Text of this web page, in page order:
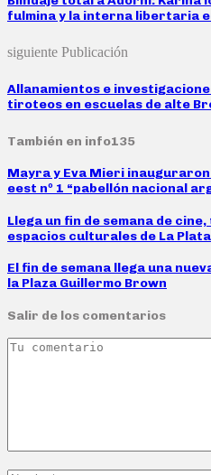
fulmina y la interna libertaria
siguiente Publicación
Allanamientos e
tiroteos en escuelas de alte
También en info135
Mayra y Eva Mieri
eest nº 1 “pabellón nacional
Llega un fin de semana de
espacios culturales de La Plata
El fin de semana llega una
la Plaza Guillermo Brown
Salir de los comentarios